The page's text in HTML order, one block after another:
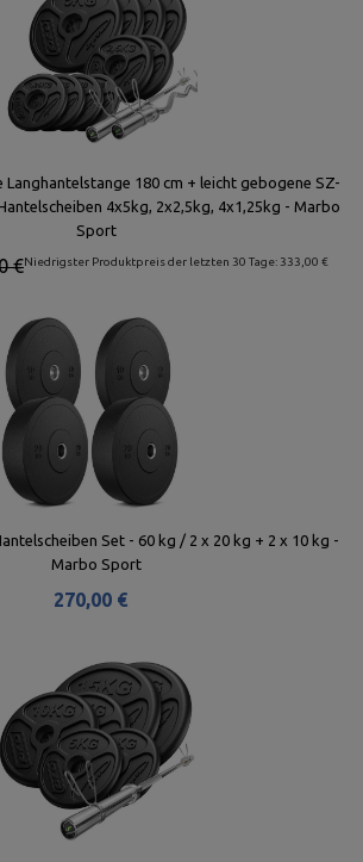
Langhantelstange 180 cm + leicht gebogene SZ-
4x5kg, 2x2,5kg, 4x1,25kg - Marbo
Sport
Niedrigster Produktpreis der letzten 30 Tage: 333,00 €
€
Set - 60 kg / 2 x 20 kg + 2 x 10 kg -
Marbo Sport
270,00 €